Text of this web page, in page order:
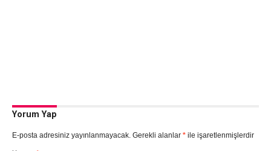
Yorum Yap
E-posta adresiniz yayınlanmayacak. Gerekli alanlar *ile işaretlenmişlerdir